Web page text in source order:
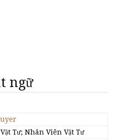
ngữ
Tư; Nhân Viên Vật Tư